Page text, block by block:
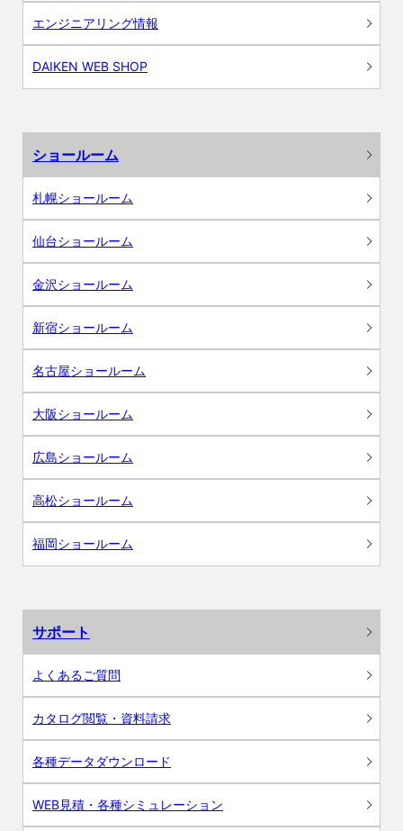
エンジニアリング情報
DAIKEN WEB SHOP
ショールーム
札幌ショールーム
仙台ショールーム
金沢ショールーム
新宿ショールーム
名古屋ショールーム
大阪ショールーム
広島ショールーム
高松ショールーム
福岡ショールーム
サポート
よくあるご質問
カタログ閲覧・資料請求
各種データダウンロード
WEB見積・各種シミュレーション